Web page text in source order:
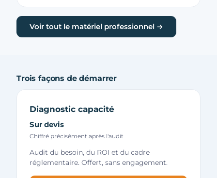
Voir tout le matériel professionnel →
Trois façons de démarrer
Diagnostic capacité
Sur devis
Chiffré précisément après l'audit
Audit du besoin, du ROI et du cadre
réglementaire. Offert, sans engagement.